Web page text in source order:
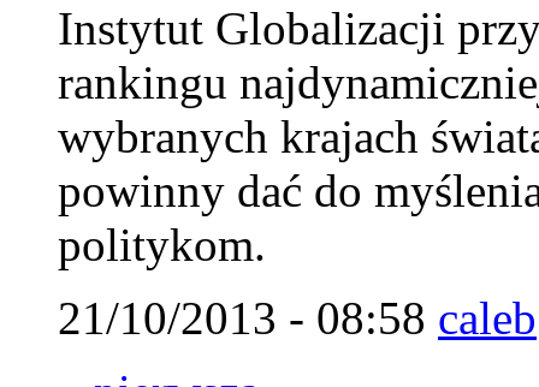
Instytut Globalizacji
rankingu
wybranych krajach
powinny dać do
politykom.
21/10/2013 - 08:58 caleb